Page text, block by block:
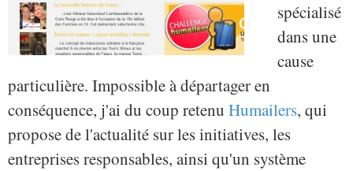
spécialisé
dans une
cause
particulière. Impossible à départager en
conséquence, j'ai du coup retenu Humailers, qui
propose de l'actualité sur les initiatives, les
entreprises responsables, ainsi qu'un système